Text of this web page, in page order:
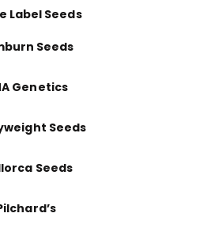
Label Seeds
Seeds
Genetics
Seeds
Seeds